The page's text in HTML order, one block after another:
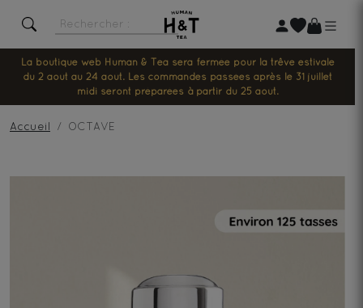
La boutique web Human & Tea sera fermée pour la trêve estivale
du 2 août au 24 août. Les commandes passées après le 31 juillet
midi seront préparées à partir du 25 août.
Accueil OCTAVE